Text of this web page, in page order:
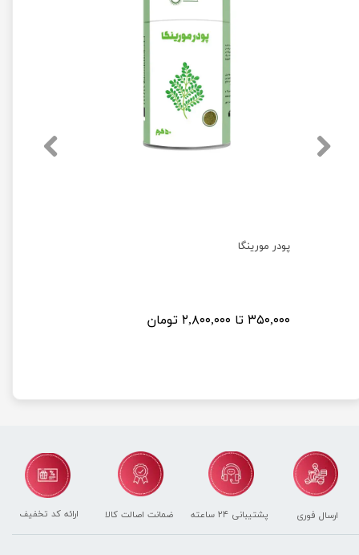
پودر مورینگا
۳۵۰,۰۰۰ تا ۲,۸۰۰,۰۰۰ تومان
پشتیبانی ۲۴ ساعته ارائه کد تخفیف ارسال فوری ضمانت اصالت کالا